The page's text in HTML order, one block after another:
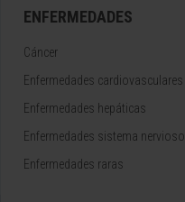
ENFERMEDADES
Cáncer
Enfermedades cardiovasculares
Enfermedades hepáticas
Enfermedades sistema nervioso
Enfermedades raras